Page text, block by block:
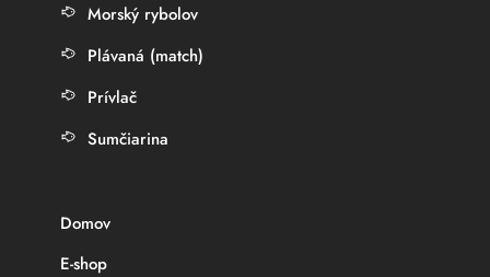
Morský rybolov
Plávaná (match)
Prívlač
Sumčiarina
Domov
E-shop